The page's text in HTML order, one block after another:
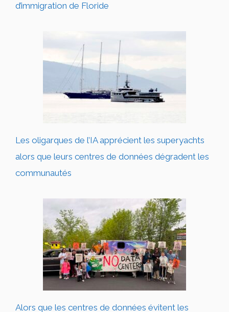
d’immigration de Floride
Les oligarques de l’IA apprécient les superyachts
alors que leurs centres de données dégradent les
communautés
Alors que les centres de données évitent les